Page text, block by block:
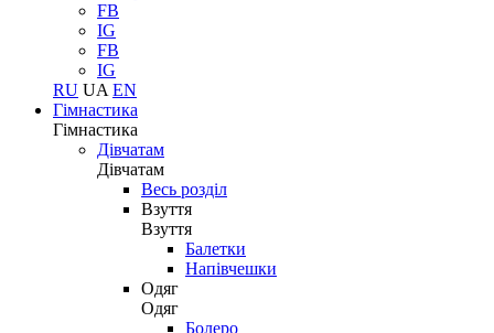
FB
IG
FB
IG
RU UA EN
Гімнастика
Гімнастика
Дівчатам
Дівчатам
Весь розділ
Взуття
Взуття
Балетки
Напівчешки
Одяг
Одяг
Болеро